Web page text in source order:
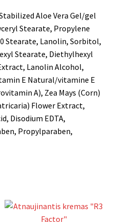
Aloe Vera Gel/gel
Stearate, Propylene
Stearate, Lanolin, Sorbitol,
Stearate, Diethylhexyl
Lanolin Alcohol,
E Natural/vitamine E
A), Zea Mays (Corn)
Flower Extract,
Disodium EDTA,
Propylparaben,